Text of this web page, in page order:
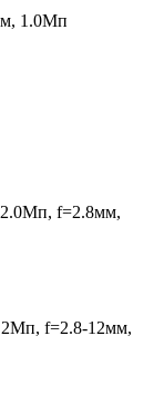
1.0Мп
2.0Мп, f=2.8мм,
2Мп, f=2.8-12мм,